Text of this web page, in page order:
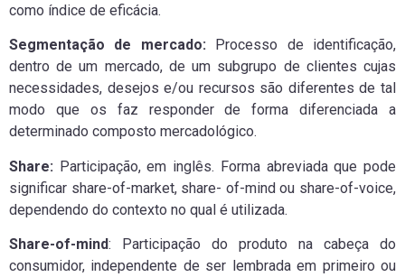
como índice de eficácia.
Segmentação de mercado: Processo de identificação,
dentro de um mercado, de um subgrupo de clientes cujas
necessidades, desejos e/ou recursos são diferentes de tal
modo que os faz responder de forma diferenciada a
determinado composto mercadológico.
Share: Participação, em inglês. Forma abreviada que pode
significar share-of-market, share- of-mind ou share-of-voice,
dependendo do contexto no qual é utilizada.
Share-of-mind: Participação do produto na cabeça do
consumidor, independente de ser lembrada em primeiro ou